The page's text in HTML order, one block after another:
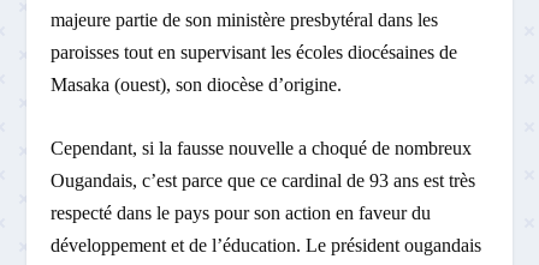
majeure partie de son ministère presbytéral dans les
paroisses tout en supervisant les écoles diocésaines de
Masaka (ouest), son diocèse d’origine.
Cependant, si la fausse nouvelle a choqué de nombreux
Ougandais, c’est parce que ce cardinal de 93 ans est très
respecté dans le pays pour son action en faveur du
développement et de l’éducation. Le président ougandais